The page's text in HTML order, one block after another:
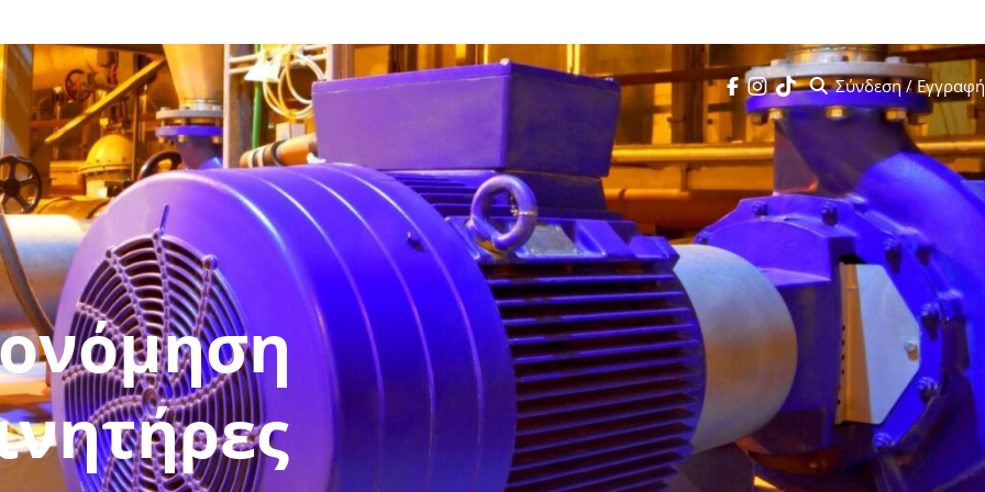
Kafkas Institute ΗμερολόγιοΤα Νέα μας Videos
Facebook
Instagram
Tik Tok
Search
Σύνδεση / Εγγραφή